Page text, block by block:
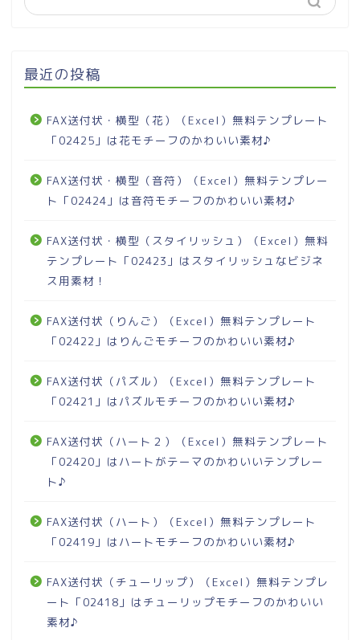
最近の投稿
FAX送付状・横型（花）（Excel）無料テンプレート
「02425」は花モチーフのかわいい素材♪
FAX送付状・横型（音符）（Excel）無料テンプレー
ト「02424」は音符モチーフのかわいい素材♪
FAX送付状・横型（スタイリッシュ）（Excel）無料
テンプレート「02423」はスタイリッシュなビジネ
ス用素材！
FAX送付状（りんご）（Excel）無料テンプレート
「02422」はりんごモチーフのかわいい素材♪
FAX送付状（パズル）（Excel）無料テンプレート
「02421」はパズルモチーフのかわいい素材♪
FAX送付状（ハート２）（Excel）無料テンプレート
「02420」はハートがテーマのかわいいテンプレー
ト♪
FAX送付状（ハート）（Excel）無料テンプレート
「02419」はハートモチーフのかわいい素材♪
FAX送付状（チューリップ）（Excel）無料テンプレ
ート「02418」はチューリップモチーフのかわいい
素材♪